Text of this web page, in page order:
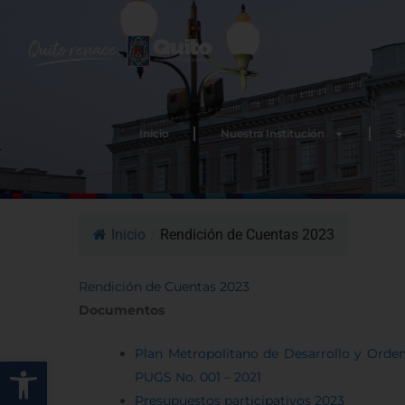
Abrir barra de
Inicio Nuestra Institución
Inicio Rendición de Cuentas 2023
Rendición de Cuentas 2023
Documentos
Plan Metropolitano de Desarrollo y
PUGS No. 001 – 2021
Presupuestos participativos 2023